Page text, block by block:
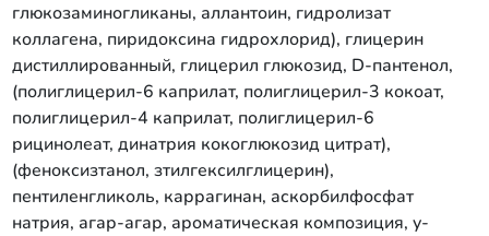
глюкозаминогликаны, аллантоин, гидролизат
коллагена, пиридоксина гидрохлорид), глицерин
дистиллированный, глицерил глюкозид, D-пантенол,
(полиглицерил-6 каприлат, полиглицерил-3 кокоат,
полиглицерил-4 каприлат, полиглицерил-6
рицинолеат, динатрия кокоглюкозид цитрат),
(феноксизтанол, зтилгексилглицерин),
пентиленгликоль, каррагинан, аскорбилфосфат
натрия, агар-агар, ароматическая композиция, у-